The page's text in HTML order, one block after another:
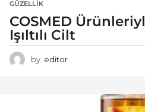
GÜZELLIK
COSMED
Işıltılı Cilt
by editor